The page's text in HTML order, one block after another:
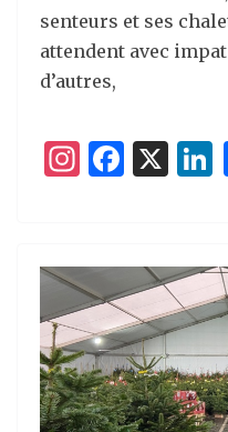
senteurs et ses
attendent avec
d’autres,
I
a
g
ra
m
F
e
b
o
o
k
X